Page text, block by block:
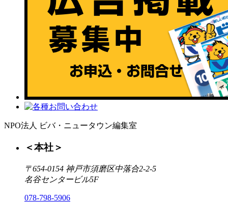
NPO法人 ビバ・ニュータウン編集室
＜本社＞
〒654-0154 神戸市須磨区中落合2-2-5
名谷センタービル5F
078-798-5906